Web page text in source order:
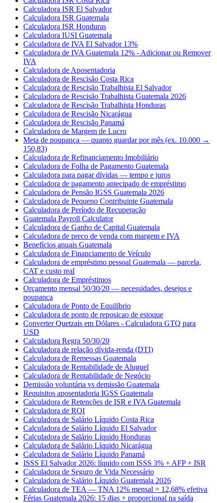
Calculadora ISR El Salvador
Calculadora ISR Guatemala
Calculadora ISR Honduras
Calculadora IUSI Guatemala
Calculadora de IVA El Salvador 13%
Calculadora de IVA Guatemala 12% - Adicionar ou Remover
IVA
Calculadora de Aposentadoria
Calculadora de Rescisão Costa Rica
Calculadora de Rescisão Trabalhista El Salvador
Calculadora de Rescisão Trabalhista Guatemala 2026
Calculadora de Rescisão Trabalhista Honduras
Calculadora de Rescisão Nicarágua
Calculadora de Rescisão Panamá
Calculadora de Margem de Lucro
Meta de poupança — quanto guardar por mês (ex. 10.000 →
150,83)
Calculadora de Refinanciamento Imobiliário
Calculadora de Folha de Pagamento Guatemala
Calculadora para pagar dívidas — tempo e juros
Calculadora de pagamento antecipado de empréstimo
Calculadora de Pensão IGSS Guatemala 2026
Calculadora de Pequeno Contribuinte Guatemala
Calculadora de Período de Recuperação
Guatemala Payroll Calculator
Calculadora de Ganho de Capital Guatemala
Calculadora de preco de venda com margem e IVA
Benefícios anuais Guatemala
Calculadora de Financiamento de Veículo
Calculadora de empréstimo pessoal Guatemala — parcela,
CAT e custo real
Calculadora de Empréstimos
Orçamento mensal 50/30/20 — necessidades, desejos e
poupança
Calculadora de Ponto de Equilíbrio
Calculadora de ponto de reposicao de estoque
Converter Quetzais em Dólares - Calculadora GTQ para
USD
Calculadora Regra 50/30/20
Calculadora de relação dívida-renda (DTI)
Calculadora de Remessas Guatemala
Calculadora de Rentabilidade de Aluguel
Calculadora de Rentabilidade de Negócio
Demissão voluntária vs demissão Guatemala
Requisitos aposentadoria IGSS Guatemala
Calculadora de Retenções de ISR e IVA Guatemala
Calculadora de ROI
Calculadora de Salário Líquido Costa Rica
Calculadora de Salário Líquido El Salvador
Calculadora de Salário Líquido Honduras
Calculadora de Salário Líquido Nicarágua
Calculadora de Salário Líquido Panamá
ISSS El Salvador 2026: líquido com ISSS 3% + AFP + ISR
Calculadora de Seguro de Vida Necessário
Calculadora de Salário Líquido Guatemala 2026
Calculadora de TEA — TNA 12% mensal = 12,68% efetiva
Férias Guatemala 2026: 15 dias + proporcional na saída